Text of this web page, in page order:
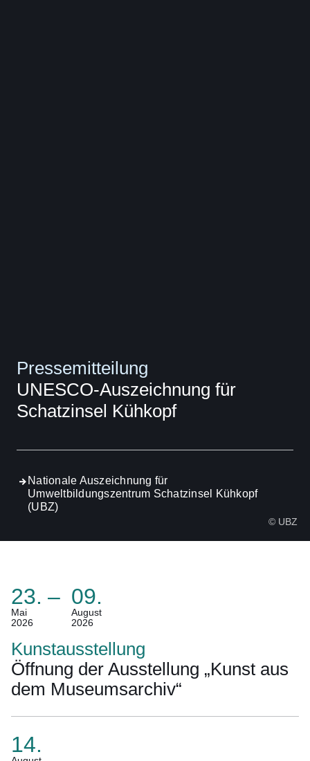
© UBZ
Pressemitteilung
UNESCO-Auszeichnung für
Schatzinsel Kühkopf
Nationale Auszeichnung für
Umweltbildungszentrum Schatzinsel Kühkopf
(UBZ)
23.
Mai
2026
– 09.
August
2026
(Termin:
23.
Mai
2026
Bis
09.
Kunstausstellung
Öffnung der Ausstellung „Kunst aus
dem Museumsarchiv“
14.
(Termin: